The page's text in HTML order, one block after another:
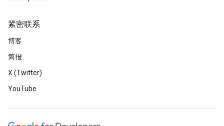
紧密联系
博客
简报
X (Twitter)
YouTube